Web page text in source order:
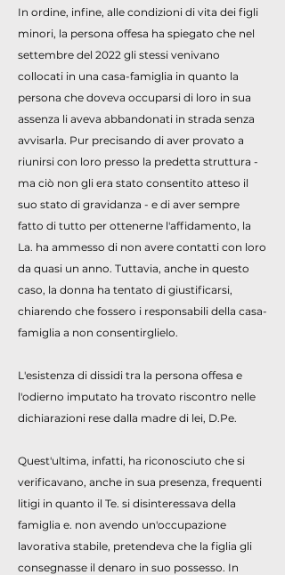
In ordine, infine, alle condizioni di vita dei figli
minori, la persona offesa ha spiegato che nel
settembre del 2022 gli stessi venivano
collocati in una casa-famiglia in quanto la
persona che doveva occuparsi di loro in sua
assenza li aveva abbandonati in strada senza
avvisarla. Pur precisando di aver provato a
riunirsi con loro presso la predetta struttura -
ma ciò non gli era stato consentito atteso il
suo stato di gravidanza - e di aver sempre
fatto di tutto per ottenerne l'affidamento, la
La. ha ammesso di non avere contatti con loro
da quasi un anno. Tuttavia, anche in questo
caso, la donna ha tentato di giustificarsi,
chiarendo che fossero i responsabili della casa-
famiglia a non consentirglielo.
L'esistenza di dissidi tra la persona offesa e
l'odierno imputato ha trovato riscontro nelle
dichiarazioni rese dalla madre di lei, D.Pe.
Quest'ultima, infatti, ha riconosciuto che si
verificavano, anche in sua presenza, frequenti
litigi in quanto il Te. si disinteressava della
famiglia e. non avendo un'occupazione
lavorativa stabile, pretendeva che la figlia gli
consegnasse il denaro in suo possesso. In